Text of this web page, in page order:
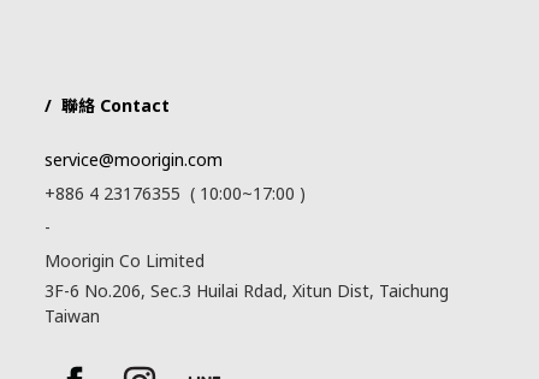
/ 聯絡 Contact
service@moorigin.com
+886 4 23176355 ( 10:00~17:00 )
-
Moorigin Co Limited
3F-6 No.206, Sec.3 Huilai Rdad, Xitun Dist, Taichung
Taiwan